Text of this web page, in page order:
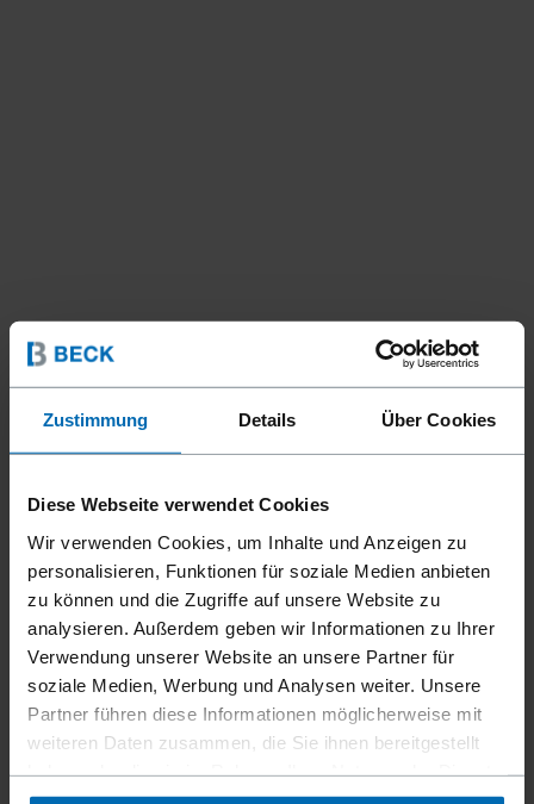
Zustimmung Details Über Cookies
Diese Webseite verwendet Cookies
Wir verwenden Cookies, um Inhalte und Anzeigen zu
personalisieren, Funktionen für soziale Medien anbieten
zu können und die Zugriffe auf unsere Website zu
analysieren. Außerdem geben wir Informationen zu Ihrer
Verwendung unserer Website an unsere Partner für
soziale Medien, Werbung und Analysen weiter. Unsere
Partner führen diese Informationen möglicherweise mit
weiteren Daten zusammen, die Sie ihnen bereitgestellt
gesammelt haben.
Geräte /Klammer­geräte// Standard­klammer­geräte /
Feindraht­klammer­geräte
F1B 80-16 AUT L.M.